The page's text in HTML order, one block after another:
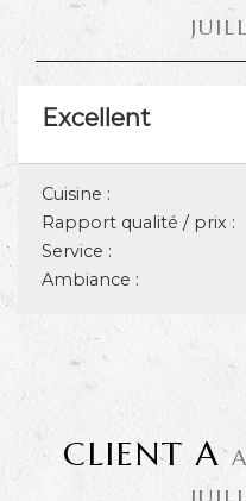
Excellent
Cuisine :
Rapport qualité / prix :
Service :
Ambiance :
CLIENT A